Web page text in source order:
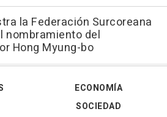
la Federación Surcoreana
nombramiento del
Hong Myung-bo
ECONOMÍA
SOCIEDAD